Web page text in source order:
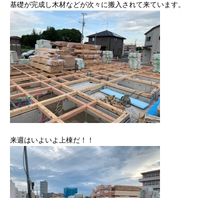
基礎が完成し木材などが次々に搬入されて来ています。
来週はいよいよ上棟だ！！